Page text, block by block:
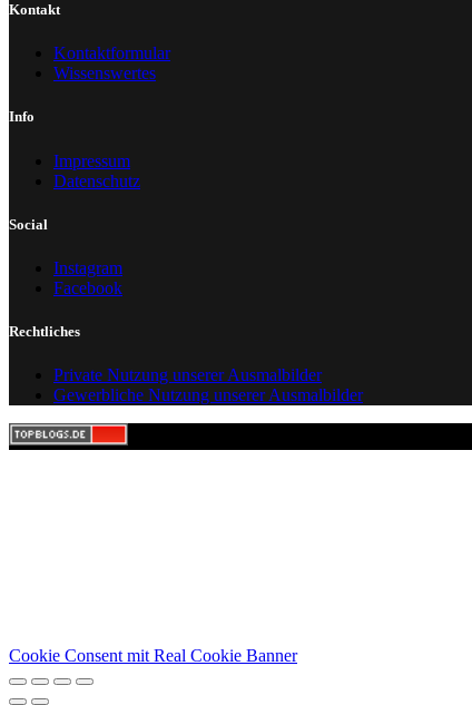
Kontakt
Kontaktformular
Wissenswertes
Info
Impressum
Datenschutz
Social
Instagram
Facebook
Rechtliches
Private Nutzung unserer Ausmalbilder
Gewerbliche Nutzung unserer Ausmalbilder
Cookie Consent mit Real Cookie Banner